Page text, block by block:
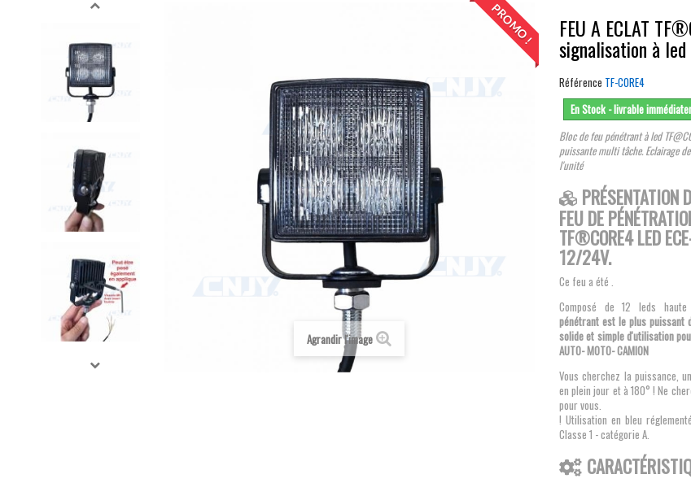
PROMO !
Agrandir l'image
FEU A ECLAT
signalisation à led
Référence TF-CORE4
En Stock - livrable
Bloc de feu pénétrant à led
puissante multi tâche. Eclairage
l'unité
PRÉSENTATION
FEU DE
TF®CORE4 LED
12/24V.
Ce feu a été .
Composé de 12 leds
pénétrant est le plus puissant
solide et simple d'utilisation
AUTO- MOTO- CAMION
Vous cherchez la puissance,
en plein jour et à 180° ! Ne
pour vous.
! Utilisation en bleu
Classe 1 - catégorie A.